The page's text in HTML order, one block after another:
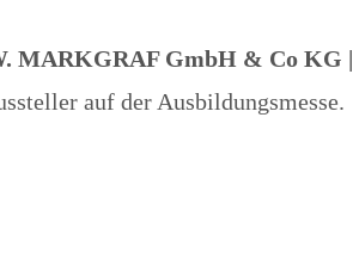
MARKGRAF GmbH & Co KG |
auf der Ausbildungsmesse.